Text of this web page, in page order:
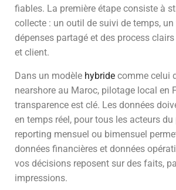
fiables. La première étape consiste à
collecte : un outil de suivi de temps,
dépenses partagé et des process
et client.
Dans un modèle hybride comme celui
nearshore au Maroc, pilotage local en
transparence est clé. Les données
en temps réel, pour tous les acteurs du
reporting mensuel ou bimensuel
données financières et données
vos décisions reposent sur des faits,
impressions.